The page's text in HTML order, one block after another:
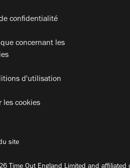
confidentialité
concernant les
d'utilisation
les cookies
site